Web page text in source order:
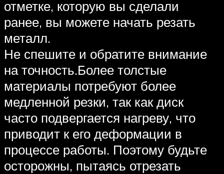
отметке, которую вы сделали
ранее, вы можете начать резать
металл.
Не спешите и обратите внимание
на точность.Более толстые
материалы потребуют более
медленной резки, так как диск
часто подвергается нагреву, что
приводит к его деформации в
процессе работы. Поэтому будьте
осторожны, пытаясь отрезать